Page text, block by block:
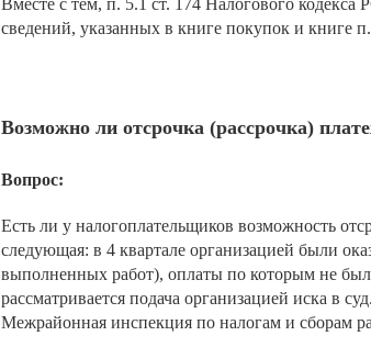
Вместе с тем, п. 5.1 ст. 174 Налогового
сведений, указанных в книге покупок и книге
Возможно ли отсрочка (рассрочка)
Вопрос:
Есть ли у налогоплательщиков возможность
следующая: в 4 квартале организацией были
выполненных работ), оплаты по которым не
рассматривается подача организацией иска в
Межрайонная инспекция по налогам и сборам